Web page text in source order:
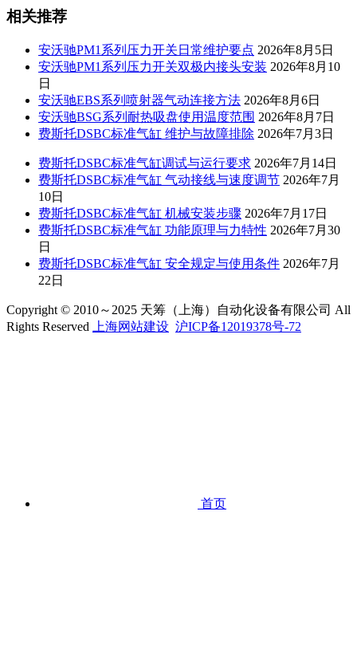
相关推荐
安沃驰PM1系列压力开关日常维护要点 2026年8月5日
安沃驰PM1系列压力开关双极内接头安装 2026年8月10
日
安沃驰EBS系列喷射器气动连接方法 2026年8月6日
安沃驰BSG系列耐热吸盘使用温度范围 2026年8月7日
费斯托DSBC标准气缸 维护与故障排除 2026年7月3日
费斯托DSBC标准气缸调试与运行要求 2026年7月14日
费斯托DSBC标准气缸 气动接线与速度调节 2026年7月
10日
费斯托DSBC标准气缸 机械安装步骤 2026年7月17日
费斯托DSBC标准气缸 功能原理与力特性 2026年7月30
日
费斯托DSBC标准气缸 安全规定与使用条件 2026年7月
22日
Copyright © 2010～2025 天筹（上海）自动化设备有限公司 All
Rights Reserved
上海网站建设 沪ICP备12019378号-72
首页